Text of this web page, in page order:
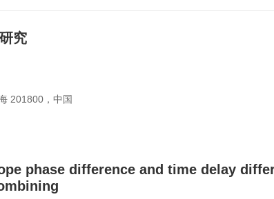
究
201800，中国
phase difference and time delay